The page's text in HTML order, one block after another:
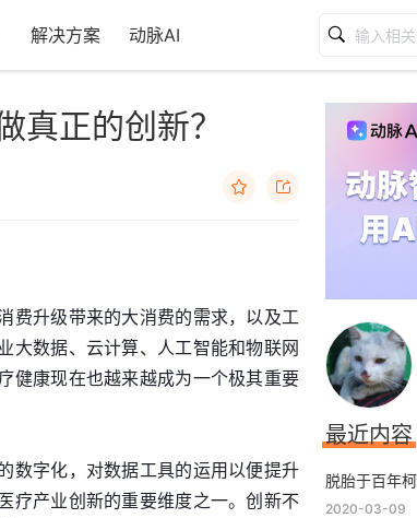
解决方案 动脉AI
真正的创新？
 
费升级带来的大消费的需求，以及工
大数据、云计算、人工智能和物联网
健康现在也越来越成为一个极其重要
数字化，对数据工具的运用以便提升
疗产业创新的重要维度之一。创新不
最近内容
脱胎于百年
2020-03-09